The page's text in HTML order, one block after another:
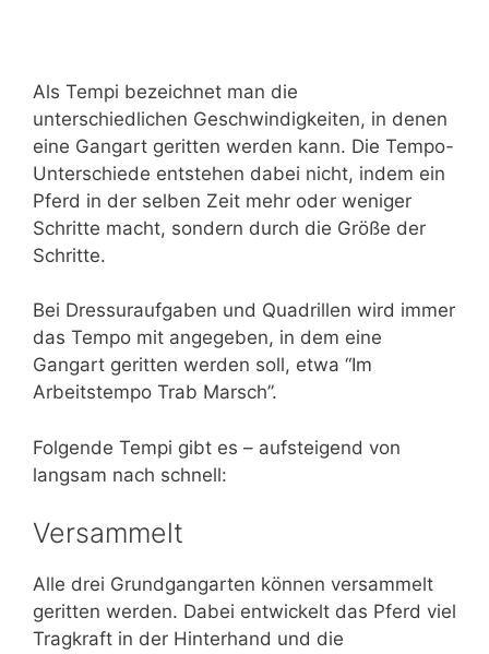
Als Tempi bezeichnet man die
unterschiedlichen Geschwindigkeiten, in denen
eine Gangart geritten werden kann. Die Tempo-
Unterschiede entstehen dabei nicht, indem ein
Pferd in der selben Zeit mehr oder weniger
Schritte macht, sondern durch die Größe der
Schritte.
Bei Dressuraufgaben und Quadrillen wird immer
das Tempo mit angegeben, in dem eine
Gangart geritten werden soll, etwa “Im
Arbeitstempo Trab Marsch”.
Folgende Tempi gibt es – aufsteigend von
langsam nach schnell:
Versammelt
Alle drei Grundgangarten können versammelt
geritten werden. Dabei entwickelt das Pferd viel
Tragkraft in der Hinterhand und die